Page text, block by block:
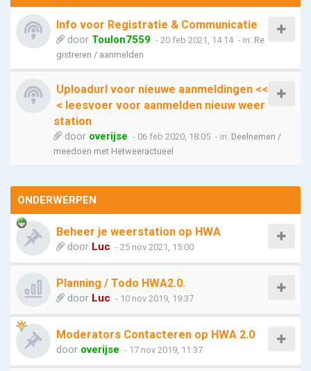
Info voor Registratie & Communicatie
door Toulon7559 - 20 feb 2021, 14:14 - in: Re
gistreren / aanmelden
Uploadurl voor nieuwe aanmeldingen <<
< leesvoer voor aanmelden nieuw weer
station
door overijse - 06 feb 2020, 18:05 - in: Deelnemen /
meedoen met Hetweeractueel
ONDERWERPEN
Beheer je weerstation op HWA
door Luc - 25 nov 2021, 15:00
Planning / Todo HWA2.0.
door Luc - 10 nov 2019, 19:37
Moderators Contacteren op HWA 2.0
door overijse - 17 nov 2019, 11:37